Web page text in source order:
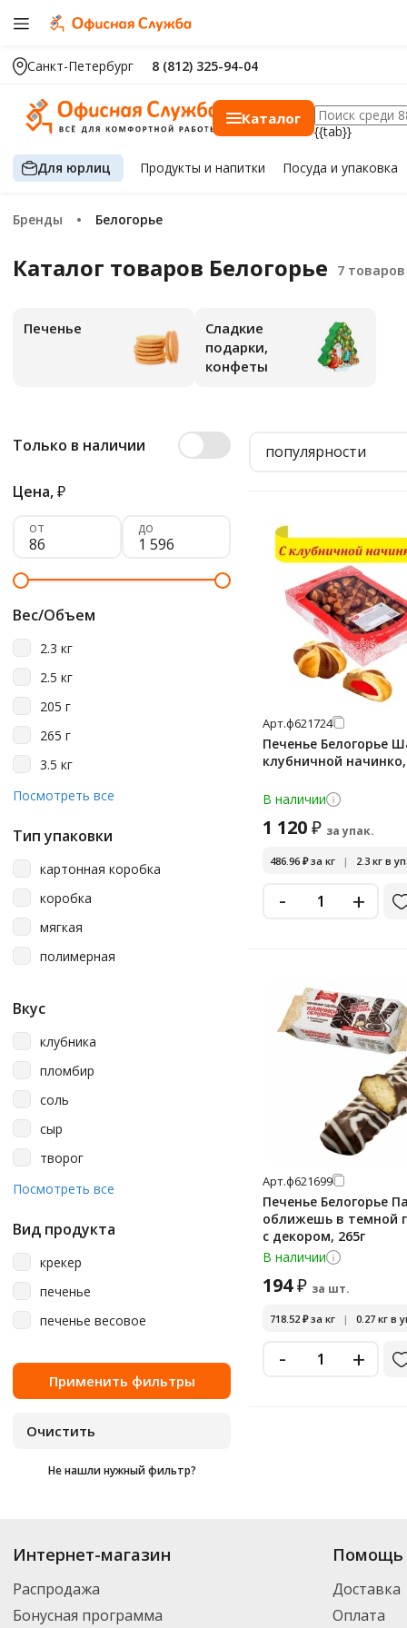
Санкт-Петербург 8 (812) 325-94-04
Каталог
{{tab}}
Для юрлиц Продуктыи напитки Посуда и упаковка
Бренды Белогорье
Каталог товаров Белогорье
Печенье
Сладкие
подарки,
конфеты
Только в наличии
Цена,₽
от до
Вес/Объем
2.3 кг
2.5 кг
205 г
265 г
3.5 кг
550 г
Посмотреть все
Тип упаковки
картонная коробка
коробка
мягкая
полимерная
Вкус
клубника
пломбир
соль
сыр
творог
шоколад
Посмотреть все
Вид продукта
крекер
печенье
печенье весовое
Не нашли нужный фильтр?
популярности
Арт.ф621724
Печенье Белогорье
клубничной начинко,
В наличии
1 120₽ за упак.
486.96 ₽за кг | 2.3 кг в
- +
Арт.ф621699
Печенье Белогорье
оближешь в темной
с декором, 265г
В наличии
194₽ за шт.
718.52 ₽за кг | 0.27 кг в
- +
Купить
. В ассортименте
можете выбрать нужный товар и добавить его в корзину для
партнерской транспортной компанией DPD. Для постоянных
Интернет-магазин
Распродажа
Бонусная программа
Помощь
Доставка
Оплата